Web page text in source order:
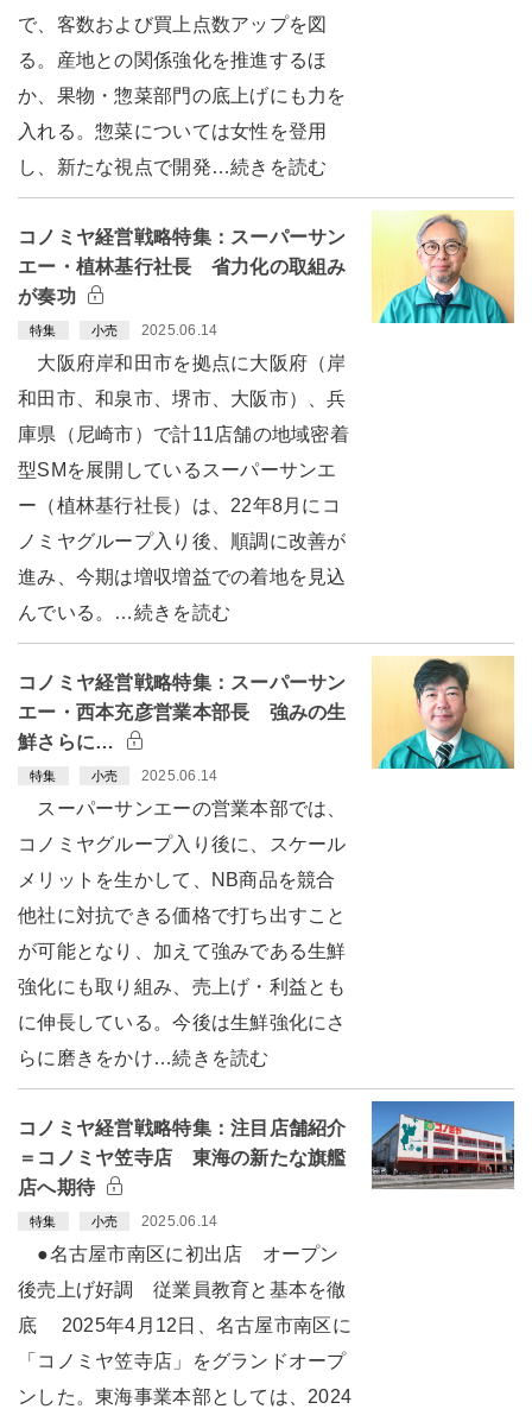
で、客数および買上点数アップを図
る。産地との関係強化を推進するほ
か、果物・惣菜部門の底上げにも力を
入れる。惣菜については女性を登用
し、新たな視点で開発…続きを読む
コノミヤ経営戦略特集：スーパーサン
エー・植林基行社長 省力化の取組み
が奏功
特集 小売 2025.06.14
大阪府岸和田市を拠点に大阪府（岸
和田市、和泉市、堺市、大阪市）、兵
庫県（尼崎市）で計11店舗の地域密着
型SMを展開しているスーパーサンエ
ー（植林基行社長）は、22年8月にコ
ノミヤグループ入り後、順調に改善が
進み、今期は増収増益での着地を見込
んでいる。…続きを読む
コノミヤ経営戦略特集：スーパーサン
エー・西本充彦営業本部長 強みの生
鮮さらに…
特集 小売 2025.06.14
スーパーサンエーの営業本部では、
コノミヤグループ入り後に、スケール
メリットを生かして、NB商品を競合
他社に対抗できる価格で打ち出すこと
が可能となり、加えて強みである生鮮
強化にも取り組み、売上げ・利益とも
に伸長している。今後は生鮮強化にさ
らに磨きをかけ…続きを読む
コノミヤ経営戦略特集：注目店舗紹介
＝コノミヤ笠寺店 東海の新たな旗艦
店へ期待
特集 小売 2025.06.14
●名古屋市南区に初出店 オープン
後売上げ好調 従業員教育と基本を徹
底 2025年4月12日、名古屋市南区に
「コノミヤ笠寺店」をグランドオープ
ンした。東海事業本部としては、2024